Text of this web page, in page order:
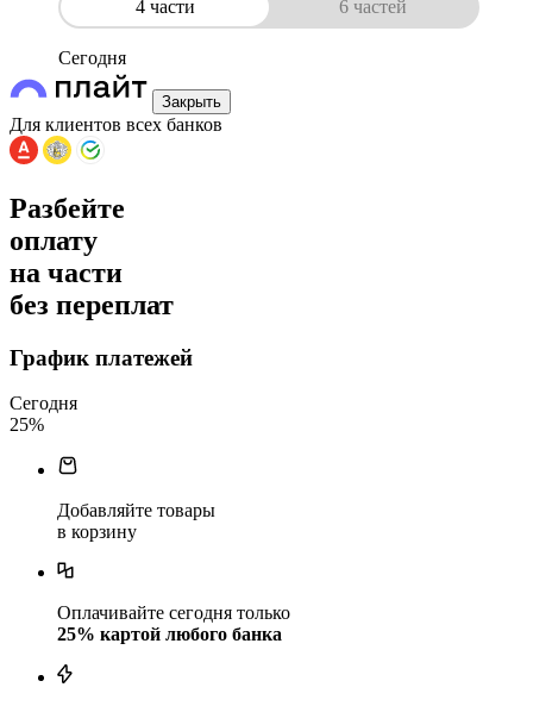
4 части 6 частей
Сегодня
Закрыть
Для клиентов всех банков
Разбейте
оплату
на части
без переплат
График платежей
Сегодня
25%
Добавляйте товары
в корзину
Оплачивайте сегодня только
25% картой любого банка